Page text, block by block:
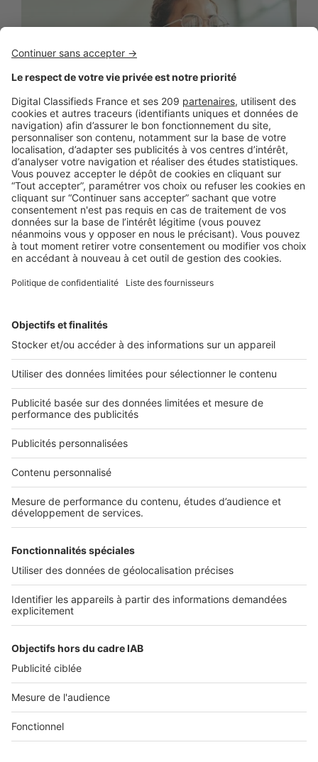
BUSINESS
Boost Social Immo : la solution pour
piloter et amplifier la visibilité de vos
annonces sur les réseaux sociaux
SeLoger lance aujourd’hui Boost Social Immo, un outil qui
vous donne la possibilité de mettre en avant ...
2 rue des Italiens 75009 Paris
01 53 38 80 00
Nos solutions pro
Actualités pro
Nous contacter
Connexion à My SeLoger Pro
Espace Presse